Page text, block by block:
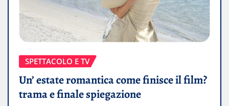
SPETTACOLO E TV
Un’ estate romantica come finisce il film?
trama e finale spiegazione